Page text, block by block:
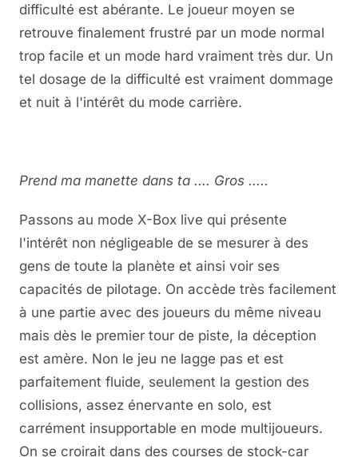
difficulté est abérante. Le joueur moyen se
retrouve finalement frustré par un mode normal
trop facile et un mode hard vraiment très dur. Un
tel dosage de la difficulté est vraiment dommage
et nuit à l'intérêt du mode carrière.
Prend ma manette dans ta .... Gros .....
Passons au mode X-Box live qui présente
l'intérêt non négligeable de se mesurer à des
gens de toute la planète et ainsi voir ses
capacités de pilotage. On accède très facilement
à une partie avec des joueurs du même niveau
mais dès le premier tour de piste, la déception
est amère. Non le jeu ne lagge pas et est
parfaitement fluide, seulement la gestion des
collisions, assez énervante en solo, est
carrément insupportable en mode multijoueurs.
On se croirait dans des courses de stock-car